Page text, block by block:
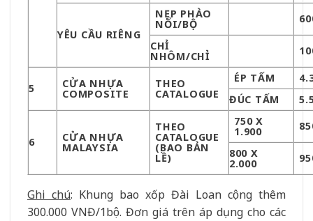
YÊU CẦU RIÊNG
NẸP PHÀO
NỔI/BỘ
CHỈ
NHÔM/CHỈ
5 CỬA NHỰA
COMPOSITE
THEO
CATALOGUE
ÉP TẤM
ĐÚC TẤM
6 CỬA NHỰA
MALAYSIA
THEO
CATALOGUE
(BAO BẢN
LỀ)
750 X
1.900
800 X
2.000
Ghi chú: Khung bao xốp Đài Loan cộng thêm
300.000 VNĐ/1bộ. Đơn giá trên áp dụng cho các